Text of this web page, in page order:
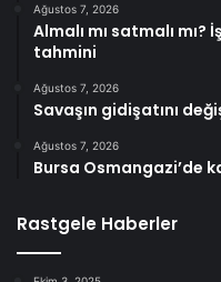
Ağustos 7, 2026
Almalı mı satmalı mı?
tahmini
Ağustos 7, 2026
Savaşın gidişatını
Ağustos 7, 2026
Bursa Osmangazi’de
Rastgele Haberler